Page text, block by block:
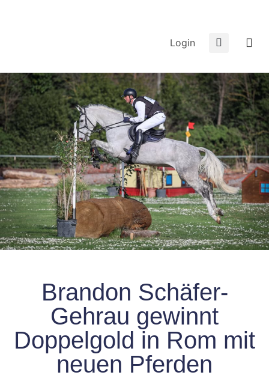
Login
Brandon Schäfer-
Gehrau gewinnt
Doppelgold in Rom mit
neuen Pferden